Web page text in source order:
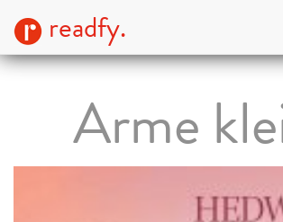
readfy.
Arme